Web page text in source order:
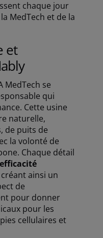
chaque jour
MedTech et de la
et
MedTech se
qui
Cette usine
naturelle,
de puits de
la volonté de
Chaque détail
créant ainsi un
de
pour donner
pour les
cellulaires et